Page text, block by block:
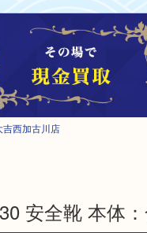
西加古川店
安全靴 本体